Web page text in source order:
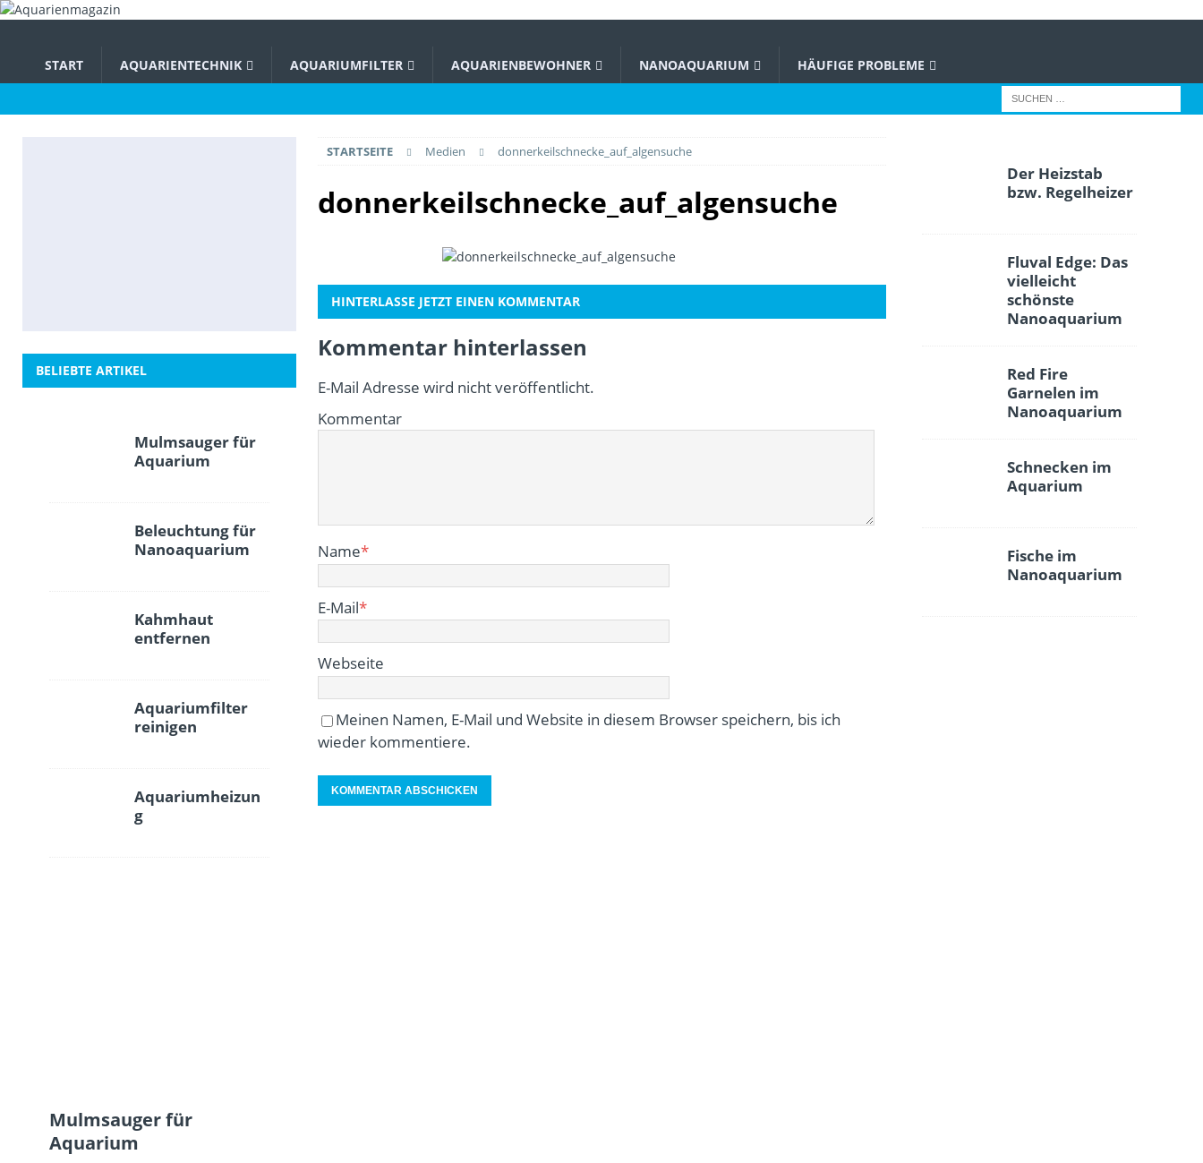
START AQUARIENTECHNIK AQUARIUMFILTER AQUARIENBEWOHNER NANOAQUARIUM HÄUFIGE PROBLEME
STARTSEITE Medien donnerkeilschnecke_auf_algensuche
donnerkeilschnecke_auf_algensuche
HINTERLASSE JETZT EINEN KOMMENTAR
Kommentar hinterlassen
E-Mail Adresse wird nicht veröffentlicht.
Kommentar
Name*
E-Mail*
Webseite
Meinen Namen, E-Mail und Website in diesem Browser speichern, bis ich
wieder kommentiere.
BELIEBTE ARTIKEL
Mulmsauger für
Aquarium
Beleuchtung für
Nanoaquarium
Kahmhaut
entfernen
Aquariumfilter
reinigen
Aquariumheizun
g
Mulmsauger für
Aquarium
Der Heizstab
bzw. Regelheizer
Fluval Edge: Das
vielleicht
schönste
Nanoaquarium
Red Fire
Garnelen im
Nanoaquarium
Schnecken im
Aquarium
Fische im
Nanoaquarium